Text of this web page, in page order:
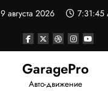
9 августа 2026 7:31:45
GaragePro
Авто-движение